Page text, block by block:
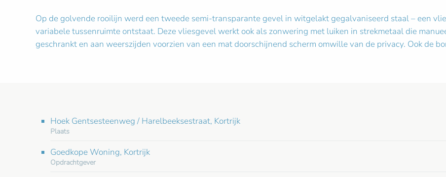
Op de golvende rooilijn werd een tweede semi-transparante gevel in witgelakt gegalvaniseerd staal – een
variabele tussenruimte ontstaat. Deze vliesgevel werkt ook als zonwering met luiken in strekmetaal die
geschrankt en aan weerszijden voorzien van een mat doorschijnend scherm omwille van de privacy. Ook de
Hoek Gentsesteenweg / Harelbeeksestraat, Kortrijk
Plaats
Goedkope Woning, Kortrijk
Opdrachtgever